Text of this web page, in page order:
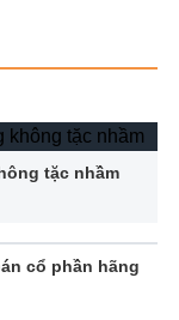
tặc nhầm
cổ phần hãng